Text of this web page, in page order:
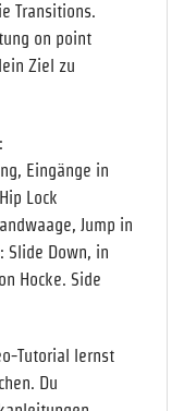
Transitions.
on point
Ziel zu
Eingänge in
Lock
Jump in
Slide Down, in
Hocke. Side
Tutorial lernst
Du